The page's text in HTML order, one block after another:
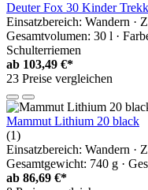
Deuter Fox 30 Kinder
Einsatzbereich: Wandern ·
Gesamtvolumen: 30 l ·
Schulterriemen
ab 103,49 €*
23 Preise vergleichen
Mammut Lithium 20 black
(1)
Einsatzbereich: Wandern ·
Gesamtgewicht: 740 g ·
ab 86,69 €*